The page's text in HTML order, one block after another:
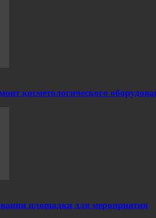
косметологического
площадки для мероприятия